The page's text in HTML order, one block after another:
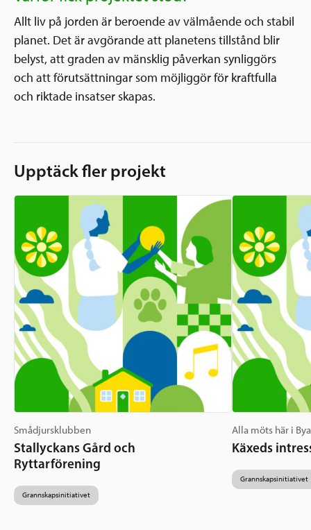
Allt liv på jorden är beroende av välmående och stabil
planet. Det är avgörande att planetens tillstånd blir
belyst, att graden av mänsklig påverkan synliggörs
och att förutsättningar som möjliggör för kraftfulla
och riktade insatser skapas.
Upptäck fler projekt
Smådjursklubben
Stallyckans Gård och
Ryttarförening
Grannskapsinitiativet
Alla möts här i
Käxeds
Grannskapsinitiativet